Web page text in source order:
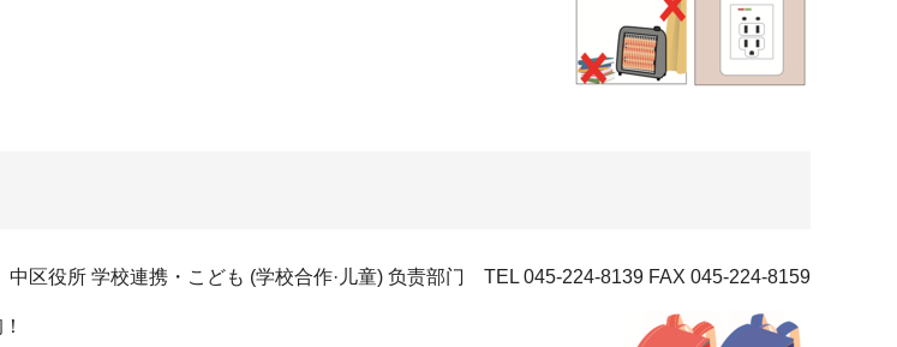
中区役所 学校連携・こども (学校合作·儿童) 负责部门 TEL 045-224-8139 FAX 045-224-8159